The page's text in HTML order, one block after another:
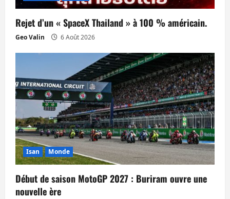
a
r
i
c
l
e
Rejet d’un « SpaceX Thailand » à 100 % américain.
Geo Valin 6 Août 2026
Isan Monde
Début de saison MotoGP 2027 : Buriram ouvre une
nouvelle ère